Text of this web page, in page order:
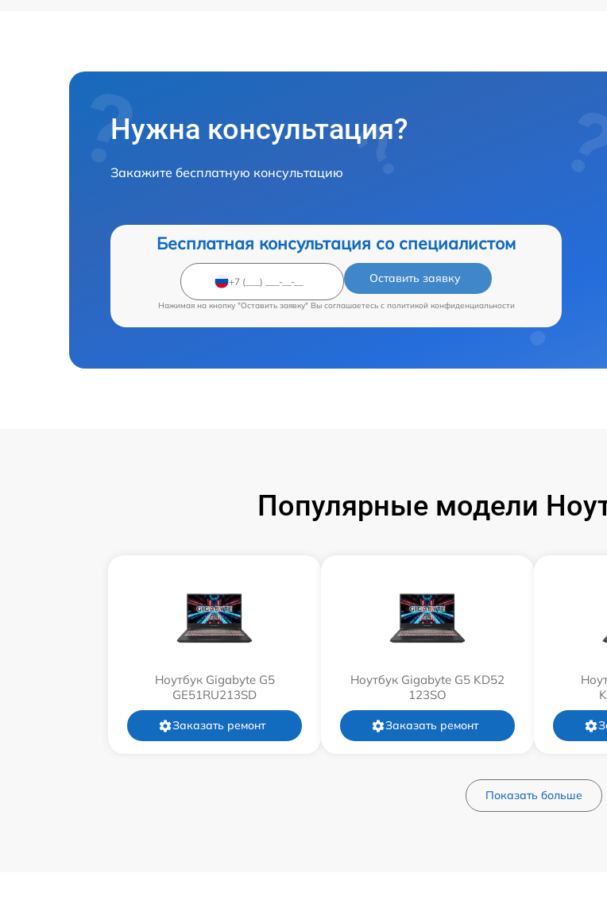
Нужна консультация?
Закажите бесплатную консультацию
Бесплатная консультация со специалистом
Оставить заявку
Нажимая на кнопку "Оставить заявку" Вы соглашаетесь c политикой конфиденциальности
Популярные модели
Ноутбук Gigabyte G5
GE51RU213SD
Заказать ремонт
Ноутбук Gigabyte G5 KD52
123SO
Заказать ремонт
Показать больше